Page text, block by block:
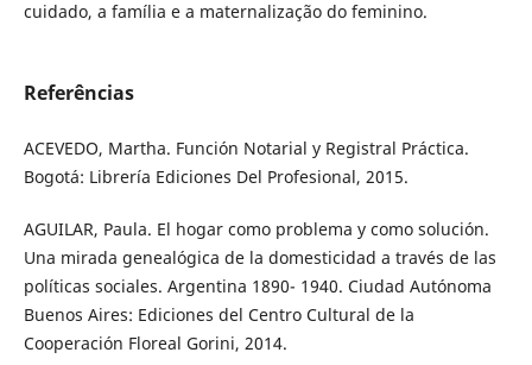
cuidado, a família e a maternalização do feminino.
Referências
ACEVEDO, Martha. Función Notarial y Registral Práctica.
Bogotá: Librería Ediciones Del Profesional, 2015.
AGUILAR, Paula. El hogar como problema y como solución.
Una mirada genealógica de la domesticidad a través de las
políticas sociales. Argentina 1890- 1940. Ciudad Autónoma
Buenos Aires: Ediciones del Centro Cultural de la
Cooperación Floreal Gorini, 2014.